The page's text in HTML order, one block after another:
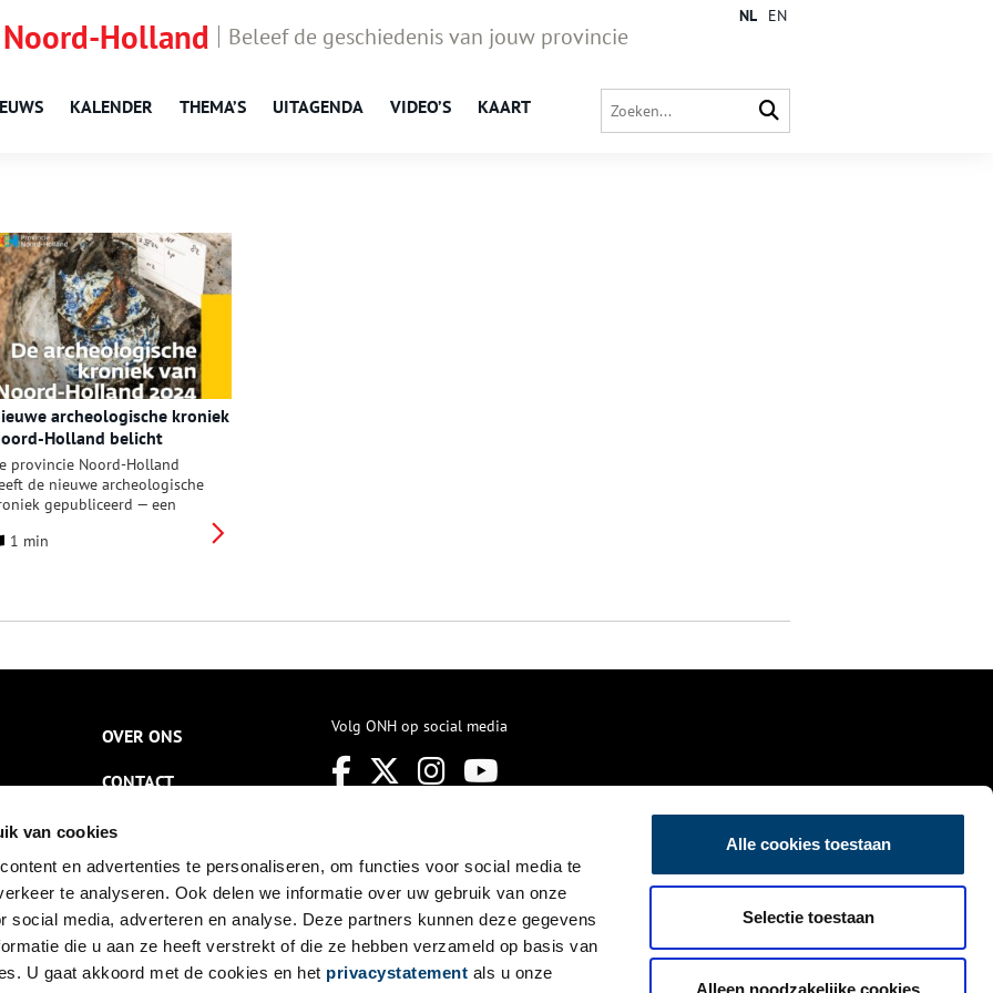
van cookies
en advertenties te personaliseren, om functies voor social media te
te analyseren. Ook delen we informatie over uw gebruik van onze
social media, adverteren en analyse. Deze partners kunnen deze gegevens
die u aan ze heeft verstrekt of die ze hebben verzameld op basis van
U gaat akkoord met de cookies en het privacystatement als u onze
Alle cookies toestaan
Selectie toestaan
Alleen noodzakelijke cookies
Holland Beleef de geschiedenis van jouw provincie
KALENDER THEMA’S UITAGENDA VIDEO’S KAART
NL EN
archeologische kroniek
Holland belicht
uit 2024
provincie Noord-Holland
de nieuwe archeologische
gepubliceerd — een
foto’s van bijzondere
en
1 min
OVER ONS
CONTACT
NIEUWSBRIEF
DISCLAIMER
PRIVACY
TOEGANKELIJKHEID
Volg ONH op social media